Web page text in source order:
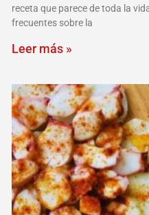
receta que parece de toda la
frecuentes sobre la
Leer más »